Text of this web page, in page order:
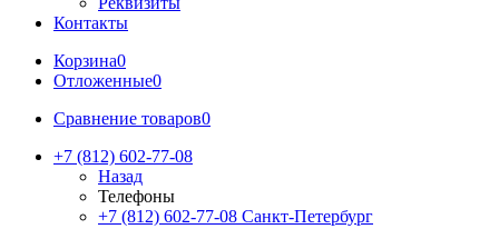
Контакты
Корзина0
Отложенные0
Сравнение товаров0
+7 (812) 602-77-08
Назад
Телефоны
+7 (812) 602-77-08 Санкт-Петербург